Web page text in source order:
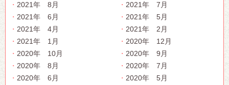
2021年 8月
2021年 7月
2021年 6月
2021年 5月
2021年 4月
2021年 2月
2021年 1月
2020年 12月
2020年 10月
2020年 9月
2020年 8月
2020年 7月
2020年 6月
2020年 5月